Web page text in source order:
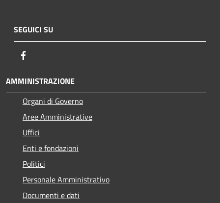
SEGUICI SU
AMMINISTRAZIONE
Organi di Governo
Aree Amministrative
Uffici
Enti e fondazioni
Politici
Personale Amministrativo
Documenti e dati